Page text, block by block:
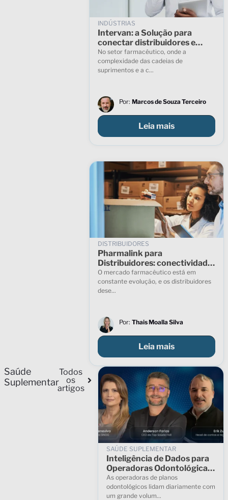
INDÚSTRIAS
Intervan: a Solução para
conectar distribuidores e
indústrias com eficiência e
controle
No setor farmacêutico, onde a
complexidade das cadeias de
suprimentos e a c...
Por: Marcos de Souza Terceiro
Leia mais
DISTRIBUIDORES
Pharmalink para
Distribuidores: conectividade
comercial e visibilidade
completa das vendas no Canal
Farma
O mercado farmacêutico está em
constante evolução, e os distribuidores
dese...
Por: Thais Moalla Silva
Leia mais
Saúde
Suplementar
Todos
os
artigos
SAÚDE SUPLEMENTAR
Inteligência de Dados para
Operadoras Odontológicas:
como inovar na gestão e
melhorar os resultados
As operadoras de planos
odontológicos lidam diariamente com
um grande volum...